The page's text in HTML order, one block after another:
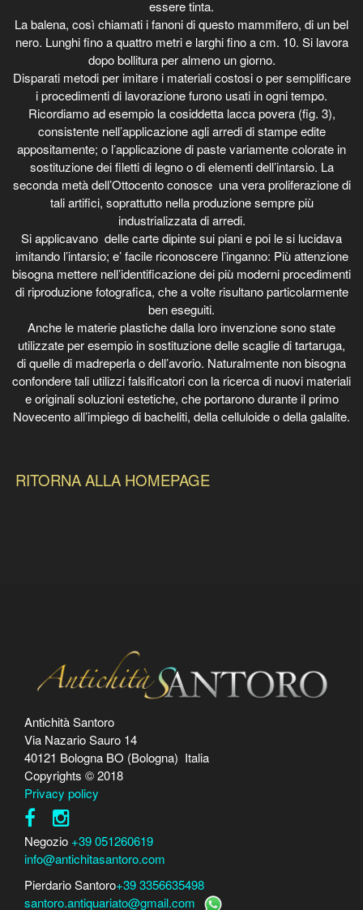
essere tinta.
La balena, così chiamati i fanoni di questo mammifero, di un bel
nero. Lunghi fino a quattro metri e larghi fino a cm. 10. Si lavora
dopo bollitura per almeno un giorno.
Disparati metodi per imitare i materiali costosi o per semplificare
i procedimenti di lavorazione furono usati in ogni tempo.
Ricordiamo ad esempio la cosiddetta lacca povera (fig. 3),
consistente nell’applicazione agli arredi di stampe edite
appositamente; o l’applicazione di paste variamente colorate in
sostituzione dei filetti di legno o di elementi dell’intarsio. La
seconda metà dell’Ottocento conosce una vera proliferazione di
tali artifici, soprattutto nella produzione sempre più
industrializzata di arredi.
Si applicavano delle carte dipinte sui piani e poi le si lucidava
imitando l’intarsio; e’ facile riconoscere l’inganno: Più attenzione
bisogna mettere nell’identificazione dei più moderni procedimenti
di riproduzione fotografica, che a volte risultano particolarmente
ben eseguiti.
Anche le materie plastiche dalla loro invenzione sono state
utilizzate per esempio in sostituzione delle scaglie di tartaruga,
di quelle di madreperla o dell’avorio. Naturalmente non bisogna
confondere tali utilizzi falsificatori con la ricerca di nuovi materiali
e originali soluzioni estetiche, che portarono durante il primo
Novecento all’impiego di bacheliti, della celluloide o della galalite.
RITORNA ALLA HOMEPAGE
Antichità Santoro
Via Nazario Sauro 14
40121 Bologna BO (Bologna) Italia
Copyrights © 2018
Privacy policy
Negozio +39 051260619
info@antichitasantoro.com
Pierdario Santoro+39 3356635498
santoro.antiquariato@gmail.com